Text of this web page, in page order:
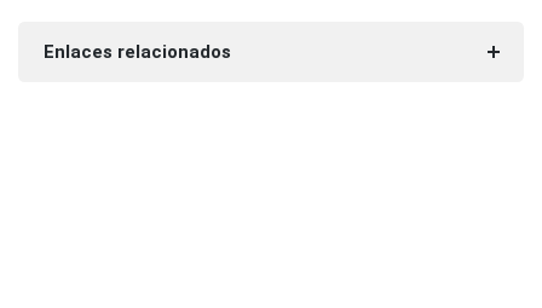
Enlaces relacionados